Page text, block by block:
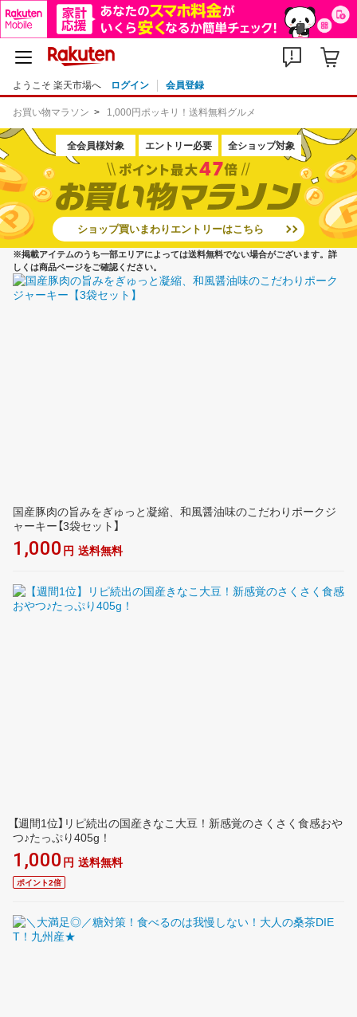
ようこそ 楽天市場へ ログイン 会員登録
お買い物マラソン 1,000円ポッキリ！送料無料グルメ
全会員様対象 エントリー必要 全ショップ対象
ショップ買いまわりエントリーはこちら
※掲載アイテムのうち一部エリアによっては送料無料でない場合がございます。詳
しくは商品ページをご確認ください。
国産豚肉の旨みをぎゅっと凝縮、和風醤油味のこだわりポークジ
ャーキー【3袋セット】
1,000 円 送料無料
【週間1位】リピ続出の国産きなこ大豆！新感覚のさくさく食感おや
つ♪たっぷり405g！
1,000 円 送料無料
ポイント2倍